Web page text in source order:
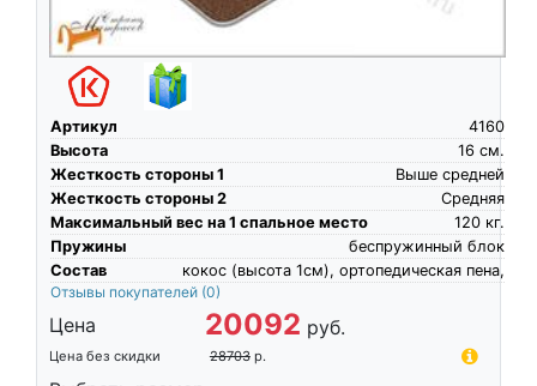
Артикул
4160
Высота
см.
16
Жесткость стороны 1
Выше средней
Жесткость стороны 2
Средняя
Максимальный вес на 1 спальное место
кг.
120
Пружины
беспружинный блок
Состав
кокос (высота 1см), ортопедическая пена,
Отзывы покупателей (0)
Цена 20092 руб.
Цена без скидки 28703 р.